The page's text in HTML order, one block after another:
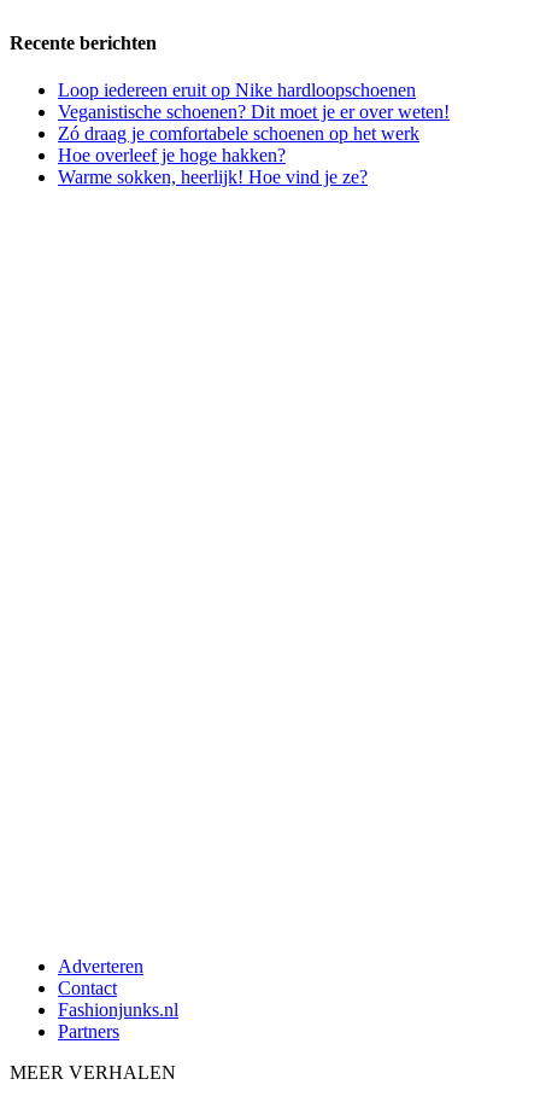
Recente berichten
Loop iedereen eruit op Nike hardloopschoenen
Veganistische schoenen? Dit moet je er over weten!
Zó draag je comfortabele schoenen op het werk
Hoe overleef je hoge hakken?
Warme sokken, heerlijk! Hoe vind je ze?
Adverteren
Contact
Fashionjunks.nl
Partners
MEER VERHALEN